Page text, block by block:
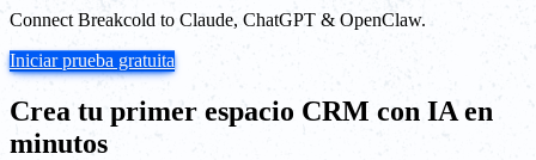
Connect Breakcold to Claude, ChatGPT & OpenClaw.
Iniciar prueba gratuita
Crea tu primer espacio CRM con IA en
minutos